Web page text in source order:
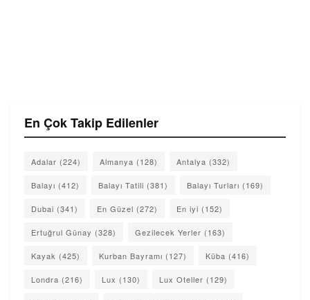
En Çok Takip Edilenler
Adalar (224) Almanya (128) Antalya (332)
Balayı (412) Balayı Tatili (381) Balayı Turları (169)
Dubai (341) En Güzel (272) En iyi (152)
Ertuğrul Günay (328) Gezilecek Yerler (163)
Kayak (425) Kurban Bayramı (127) Küba (416)
Londra (216) Lux (130) Lux Oteller (129)